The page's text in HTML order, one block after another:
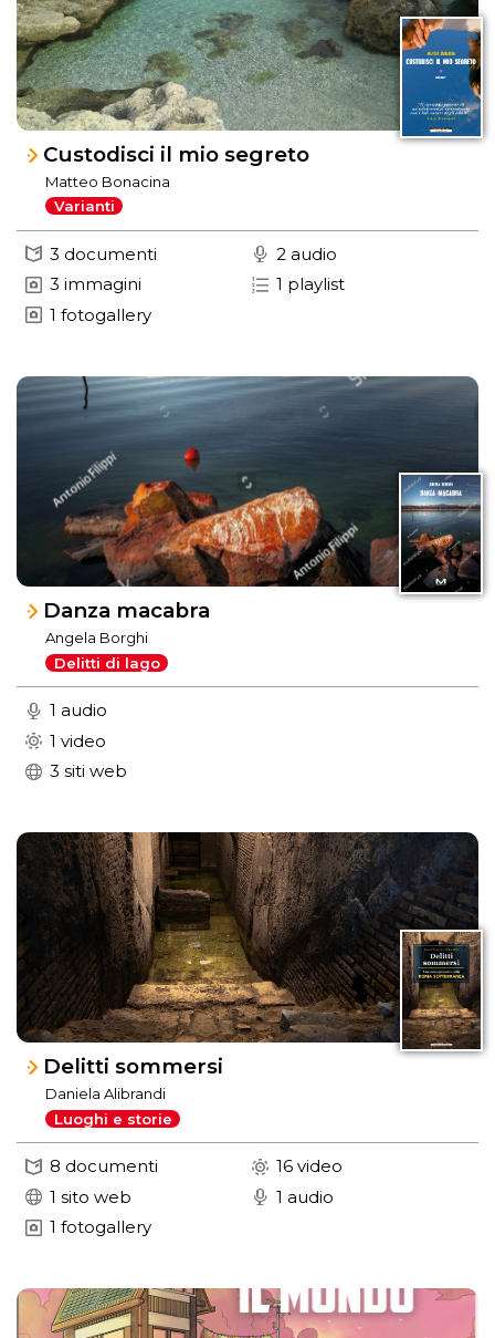
Custodisci il mio segreto
Matteo Bonacina
Varianti
3 documenti
3 immagini
1 fotogallery
2 audio
1 playlist
Danza macabra
Angela Borghi
Delitti di lago
1 audio
1 video
3 siti web
Delitti sommersi
Daniela Alibrandi
Luoghi e storie
8 documenti
1 sito web
1 fotogallery
16 video
1 audio